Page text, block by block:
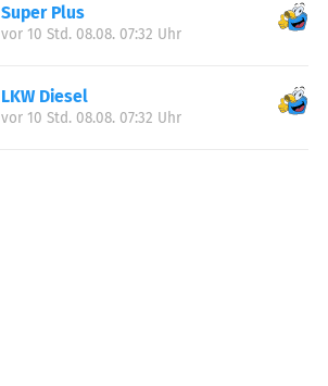
Super Plus
vor 10 Std. 08.08. 07:32 Uhr
LKW Diesel
vor 10 Std. 08.08. 07:32 Uhr